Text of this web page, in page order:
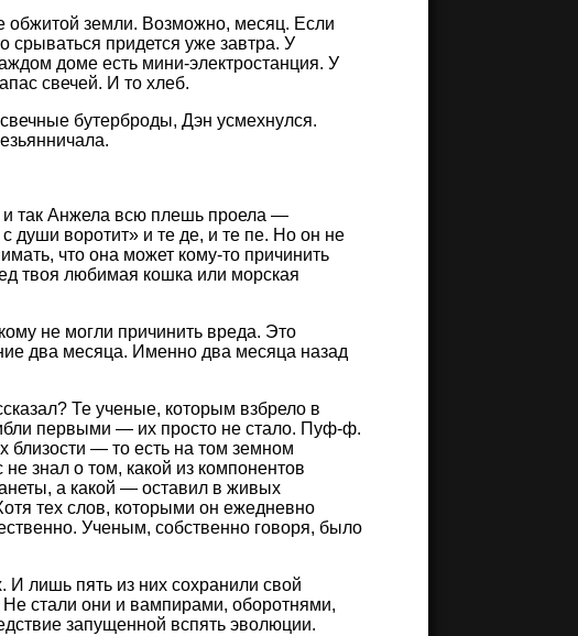
обжитой земли. Возможно, месяц. Если
срываться придется уже завтра. У
доме есть мини-электростанция. У
свечей. И то хлеб.
бутерброды, Дэн усмехнулся.
и так Анжела всю плешь проела —
души воротит» и те де, и те пе. Но он не
что она может кому-то причинить
твоя любимая кошка или морская
не могли причинить вреда. Это
два месяца. Именно два месяца назад
Те ученые, которым взбрело в
первыми — их просто не стало. Пуф-ф.
близости — то есть на том земном
знал о том, какой из компонентов
а какой — оставил в живых
тех слов, которыми он ежедневно
Ученым, собственно говоря, было
И лишь пять из них сохранили свой
Не стали они и вампирами, оборотнями,
запущенной вспять эволюции.